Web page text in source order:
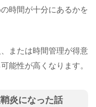
時間が十分にあるかを
または時間管理が得意
能性が高くなります。
炎になった話